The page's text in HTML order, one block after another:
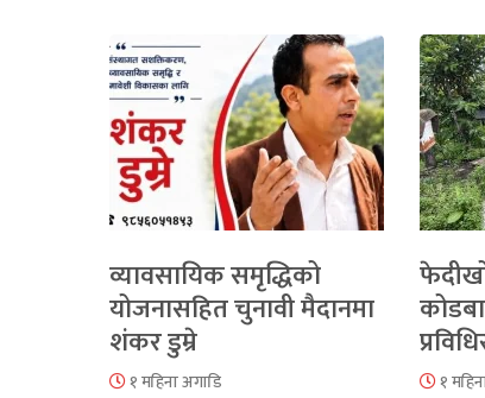
व्यावसायिक समृद्धिको
योजनासहित चुनावी मैदानमा
शंकर डुम्रे
१ महिना अगाडि १